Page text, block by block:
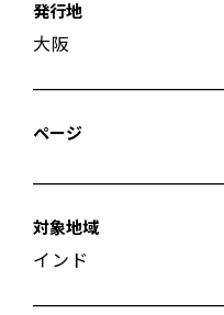
発行地
大阪
ページ
対象地域
インド